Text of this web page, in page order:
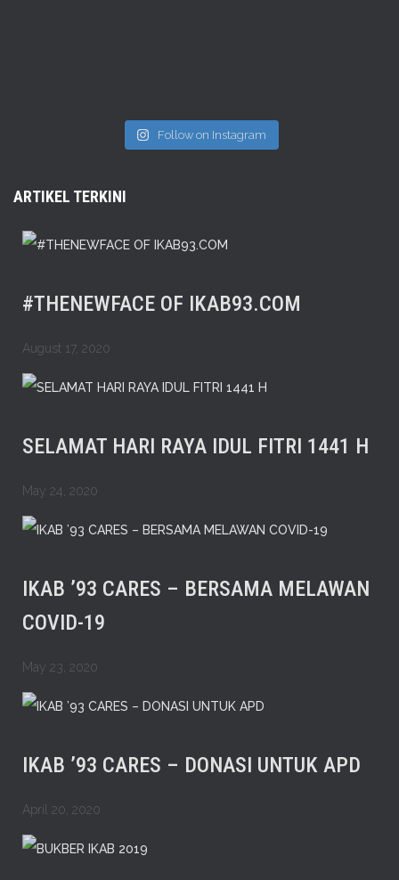
Follow on Instagram
ARTIKEL TERKINI
#THENEWFACE OF IKAB93.COM
August 17, 2020
SELAMAT HARI RAYA IDUL FITRI 1441 H
May 24, 2020
IKAB ’93 CARES – BERSAMA MELAWAN
COVID-19
May 23, 2020
IKAB ’93 CARES – DONASI UNTUK APD
April 20, 2020